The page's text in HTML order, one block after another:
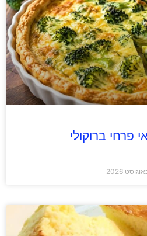
פרחי ברוקולי